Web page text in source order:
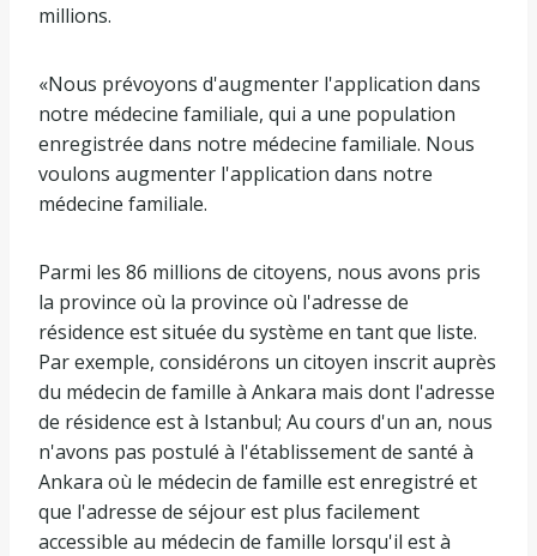
millions.
«Nous prévoyons d'augmenter l'application dans
notre médecine familiale, qui a une population
enregistrée dans notre médecine familiale. Nous
voulons augmenter l'application dans notre
médecine familiale.
Parmi les 86 millions de citoyens, nous avons pris
la province où la province où l'adresse de
résidence est située du système en tant que liste.
Par exemple, considérons un citoyen inscrit auprès
du médecin de famille à Ankara mais dont l'adresse
de résidence est à Istanbul; Au cours d'un an, nous
n'avons pas postulé à l'établissement de santé à
Ankara où le médecin de famille est enregistré et
que l'adresse de séjour est plus facilement
accessible au médecin de famille lorsqu'il est à